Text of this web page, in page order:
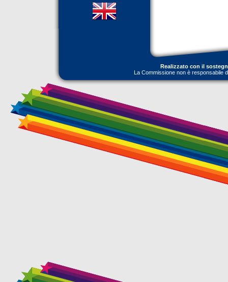
Realizzato con il
La Commissione non è responsabile